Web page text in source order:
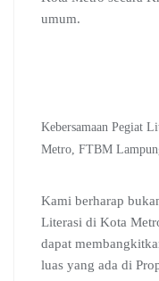
umum.
Kebersamaan Pegiat
Metro, FTBM
Kami berharap
Literasi di Kota
dapat
luas yang ada di